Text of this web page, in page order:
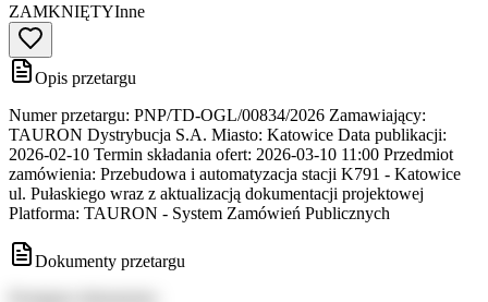
ZAMKNIĘTYInne
Opis przetargu
Numer przetargu: PNP/TD-OGL/00834/2026 Zamawiający:
TAURON Dystrybucja S.A. Miasto: Katowice Data publikacji:
2026-02-10 Termin składania ofert: 2026-03-10 11:00 Przedmiot
zamówienia: Przebudowa i automatyzacja stacji K791 - Katowice
ul. Pułaskiego wraz z aktualizacją dokumentacji projektowej
Platforma: TAURON - System Zamówień Publicznych
Dokumenty przetargu